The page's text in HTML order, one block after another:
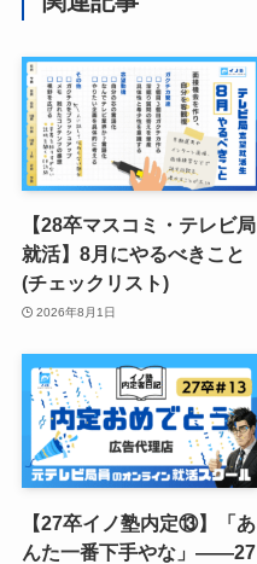
【28卒マスコミ・テレビ局
就活】8月にやるべきこと
(チェックリスト)
2026年8月1日
【27卒イノ塾内定⑬】「あ
んた一番下手やな」——27